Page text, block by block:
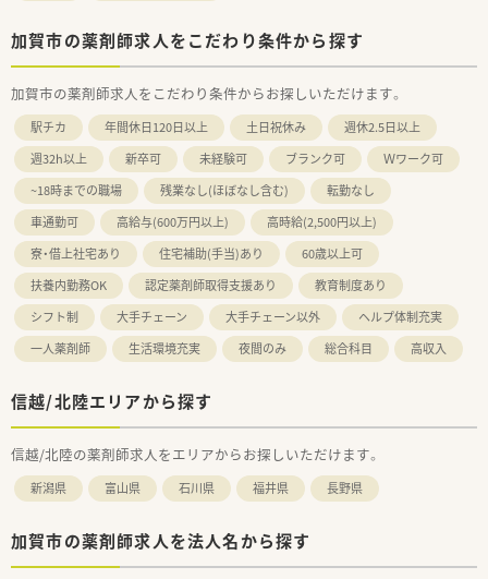
加賀市の薬剤師求人をこだわり条件から探す
加賀市の薬剤師求人をこだわり条件からお探しいただけます。
駅チカ 年間休日120日以上 土日祝休み
週休2.5日以上
週32h以上
新卒可 未経験可 ブランク可
Ｗワーク可
~18時までの職場
残業なし(ほぼなし含む)
転勤なし
車通勤可
高給与(600万円以上)
高時給(2,500円以上)
寮・借上社宅あり
住宅補助(手当)あり
60歳以上可
扶養内勤務OK
認定薬剤師取得支援あり
教育制度あり
シフト制
大手チェーン 大手チェーン以外
ヘルプ体制充実
一人薬剤師
生活環境充実 夜間のみ 総合科目 高収入
信越/北陸エリアから探す
信越/北陸の薬剤師求人をエリアからお探しいただけます。
新潟県 富山県 石川県 福井県 長野県
加賀市の薬剤師求人を法人名から探す